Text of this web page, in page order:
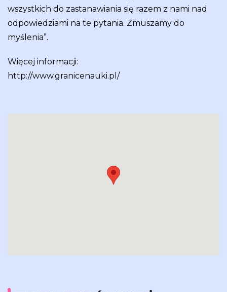
wszystkich do zastanawiania się razem z nami nad
odpowiedziami na te pytania. Zmuszamy do
myślenia”.
Więcej informacji:
http://www.granicenauki.pl/